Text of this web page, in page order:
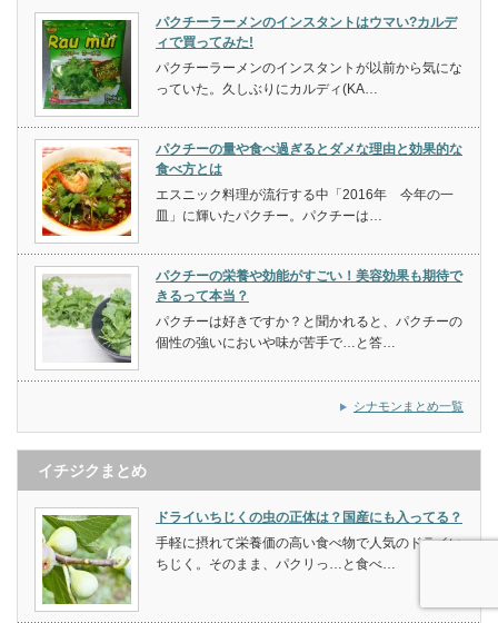
パクチーラーメンのインスタントはウマい?カルデ
ィで買ってみた!
パクチーラーメンのインスタントが以前から気にな
っていた。久しぶりにカルディ(KA…
パクチーの量や食べ過ぎるとダメな理由と効果的な
食べ方とは
エスニック料理が流行する中「2016年 今年の一
皿」に輝いたパクチー。パクチーは…
パクチーの栄養や効能がすごい！美容効果も期待で
きるって本当？
パクチーは好きですか？と聞かれると、パクチーの
個性の強いにおいや味が苦手で…と答…
シナモンまとめ一覧
イチジクまとめ
ドライいちじくの虫の正体は？国産にも入ってる？
手軽に摂れて栄養価の高い食べ物で人気のドライい
ちじく。そのまま、パクリっ…と食べ…